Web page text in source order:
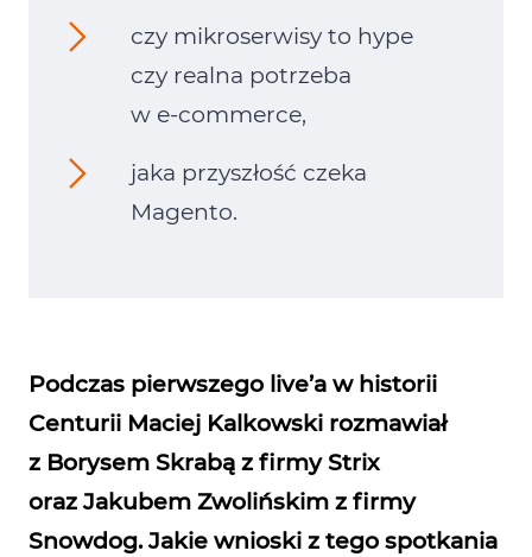
czy mikroserwisy to hype
czy realna potrzeba
w e‑commerce,
jaka przyszłość czeka
Magento.
Podczas pierwszego live’a w historii
Centurii Maciej Kalkowski rozmawiał
z Borysem Skrabą z firmy Strix
oraz Jakubem Zwolińskim z firmy
Snowdog. Jakie wnioski z tego spotkania